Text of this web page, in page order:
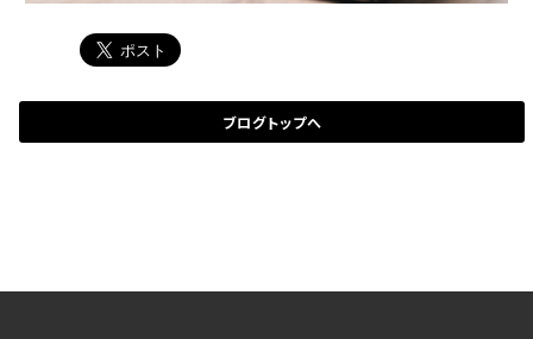
ブログトップへ